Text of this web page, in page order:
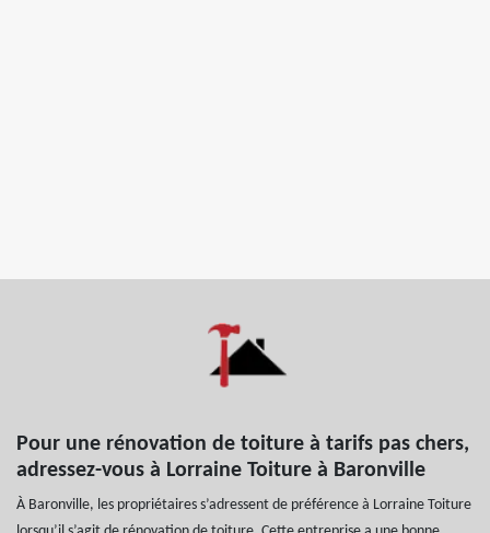
Pour une rénovation de toiture à tarifs pas chers,
adressez-vous à Lorraine Toiture à Baronville
À Baronville, les propriétaires s’adressent de préférence à Lorraine Toiture